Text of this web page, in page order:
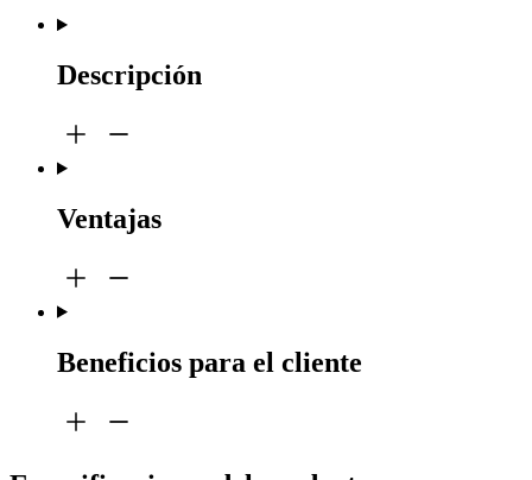
Descripción
Ventajas
Beneficios para el cliente